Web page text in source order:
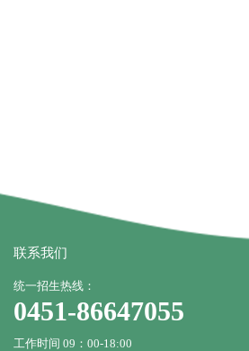
联系我们
统一招生热线：
0451-86647055
工作时间 09：00-18:00